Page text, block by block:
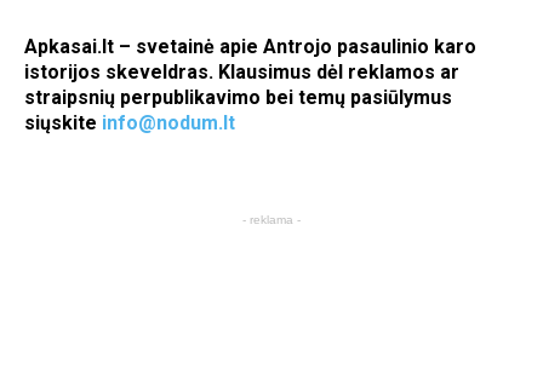
Apkasai.lt – svetainė apie Antrojo pasaulinio karo
istorijos skeveldras. Klausimus dėl reklamos ar
straipsnių perpublikavimo bei temų pasiūlymus
siųskite info@nodum.lt
- reklama -